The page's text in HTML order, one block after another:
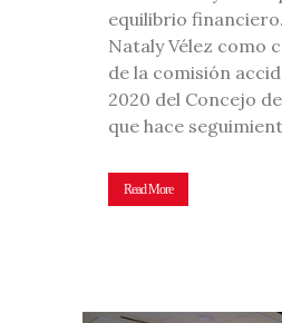
equilibrio
Nataly Vélez como
de la comisión
2020 del Concejo
que hace
Read More